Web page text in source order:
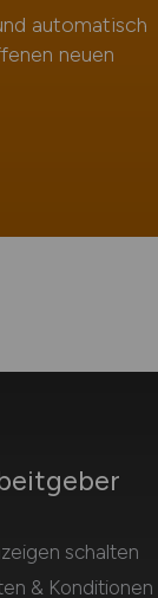
automatisch
neuen
schalten
& Konditionen